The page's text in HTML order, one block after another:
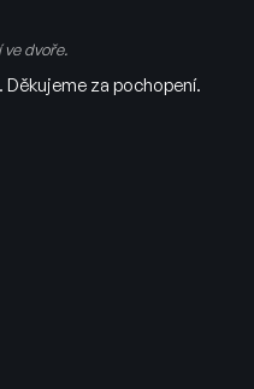
ve dvoře.
za pochopení.